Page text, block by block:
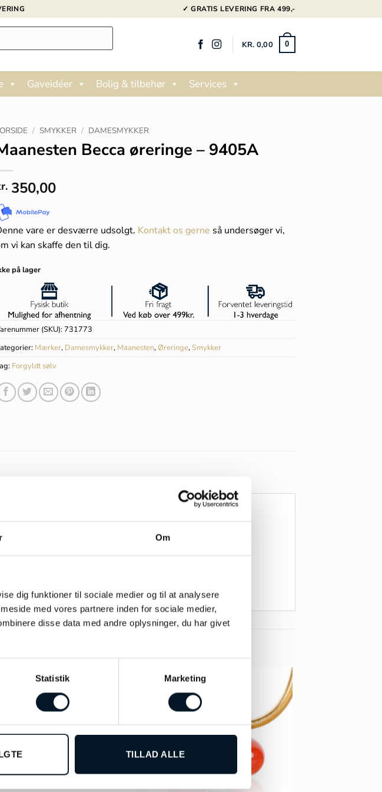
Om
dig funktioner til sociale medier og til at analysere
med vores partnere inden for sociale medier,
disse data med andre oplysninger, du har givet
Statistik Marketing
TILLAD ALLE
✓ GRATIS LEVERING FRA 499,-
KR. 0,00 0
Gaveidéer Bolig & tilbehør Services
/ SMYKKER / DAMESMYKKER
Becca øreringe – 9405A
350,00
vare er desværre udsolgt. Kontakt os gerne så undersøger vi,
vi kan skaffe den til dig.
på lager
(SKU):731773
Mærker, Damesmykker, Maanesten,Øreringe, Smykker
Forgyldt sølv